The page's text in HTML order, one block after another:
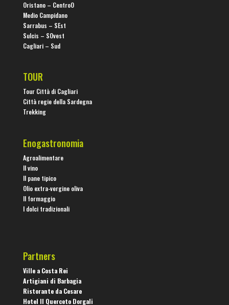
Oristano – CentroO
Medio Campidano
Sarrabus – SEst
Sulcis – SOvest
Cagliari – Sud
TOUR
Tour Città di Cagliari
Città regie della Sardegna
Trekking
Enogastronomia
Agroalimentare
Il vino
Il pane tipico
Olio extra-vergine oliva
Il formaggio
I dolci tradizionali
Partners
Ville a Costa Rei
Artigiani di Barbagia
Ristorante da Cesare
Hotel Il Querceto Dorgali